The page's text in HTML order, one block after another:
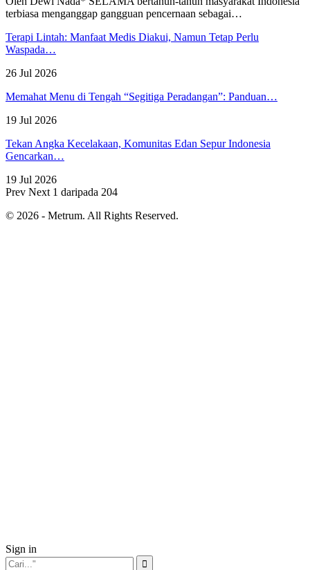
terbiasa menganggap gangguan pencernaan sebagai…
Terapi Lintah: Manfaat Medis Diakui, Namun Tetap Perlu
Waspada…
26 Jul 2026
Memahat Menu di Tengah “Segitiga Peradangan”: Panduan…
19 Jul 2026
Tekan Angka Kecelakaan, Komunitas Edan Sepur Indonesia
Gencarkan…
19 Jul 2026
Prev Next 1 daripada 204
© 2026 - Metrum. All Rights Reserved.
Sign in